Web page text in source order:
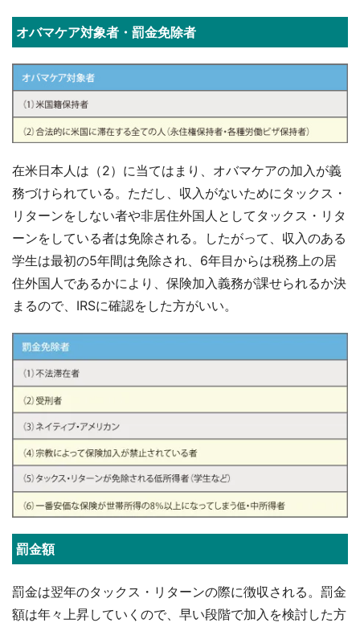
オバマケア対象者・罰金免除者
在米日本人は（2）に当てはまり、オバマケアの加入が義
務づけられている。ただし、収入がないためにタックス・
リターンをしない者や非居住外国人としてタックス・リタ
ーンをしている者は免除される。したがって、収入のある
学生は最初の5年間は免除され、6年目からは税務上の居
住外国人であるかにより、保険加入義務が課せられるか決
まるので、IRSに確認をした方がいい。
罰金額
罰金は翌年のタックス・リターンの際に徴収される。罰金
額は年々上昇していくので、早い段階で加入を検討した方